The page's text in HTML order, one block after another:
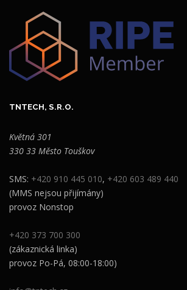
TNTECH, S.R.O.
Květná 301
330 33 Město Touškov
SMS: +420 910 445 010, +420 603 489 440
(MMS nejsou přijímány)
provoz Nonstop
+420 373 700 300
(zákaznická linka)
provoz Po-Pá, 08:00-18:00)